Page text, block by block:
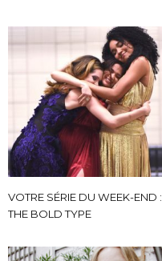
VOTRE SÉRIE DU WEEK-END :
THE BOLD TYPE